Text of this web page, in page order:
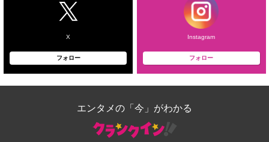
X
フォロー
Instagram
フォロー
エンタメの「今」がわかる